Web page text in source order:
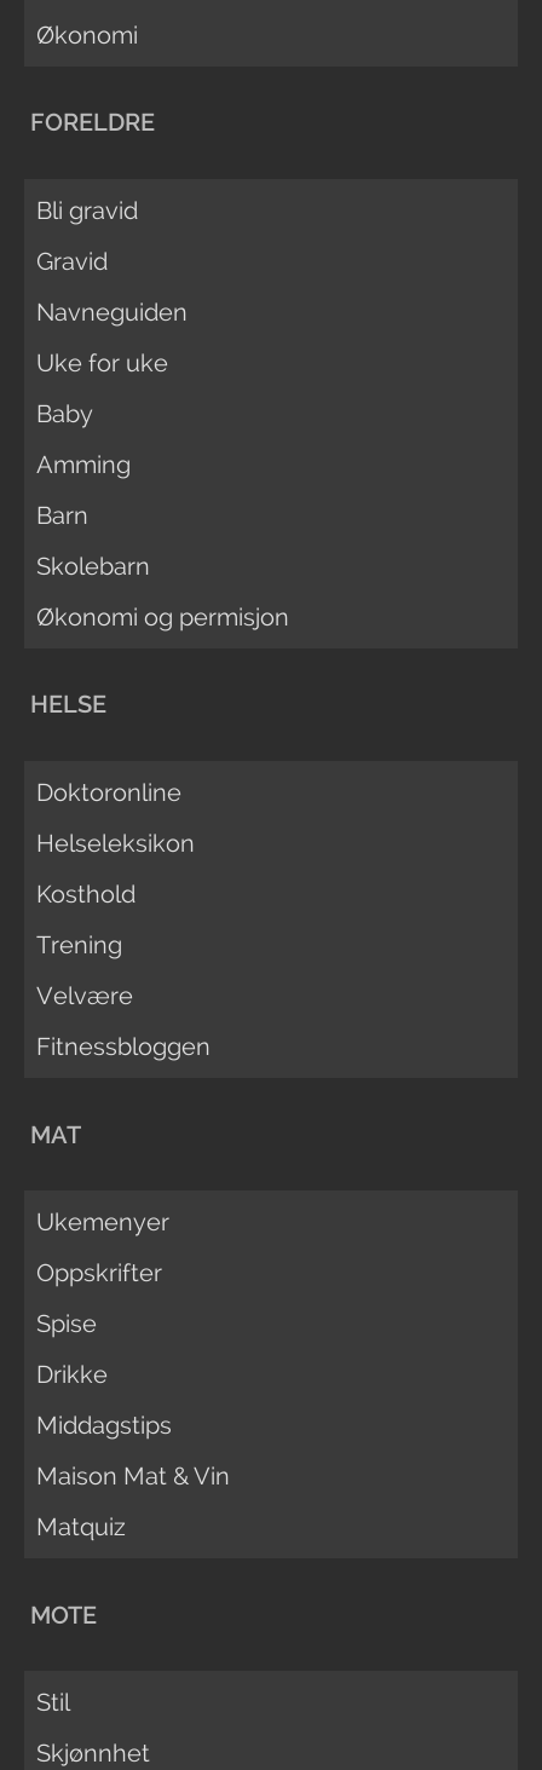
Økonomi
FORELDRE
Bli gravid
Gravid
Navneguiden
Uke for uke
Baby
Amming
Barn
Skolebarn
Økonomi og permisjon
HELSE
Doktoronline
Helseleksikon
Kosthold
Trening
Velvære
Fitnessbloggen
MAT
Ukemenyer
Oppskrifter
Spise
Drikke
Middagstips
Maison Mat & Vin
Matquiz
MOTE
Stil
Skjønnhet